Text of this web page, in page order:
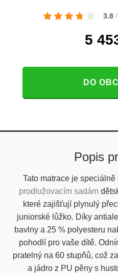
3.8 /
5
DO
Popis
Tato matrace je
prodlužovacím sadám
které zajišťují plynulý
juniorské lůžko. Díky
bavlny a 25 % polyesteru
pohodlí pro vaše dítě.
pratelný na 60 stupňů, což
a jádro z PU pěny s